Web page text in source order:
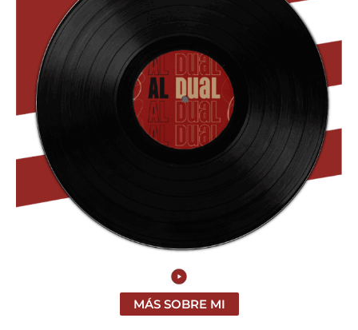
MÁS SOBRE MI